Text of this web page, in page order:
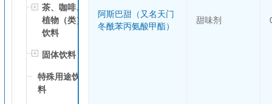
茶、咖啡、
植物（类）
饮料
固体饮料
特殊用途饮
料
阿斯巴甜（又名天门
冬酰苯丙氨酸甲酯）
甜味剂